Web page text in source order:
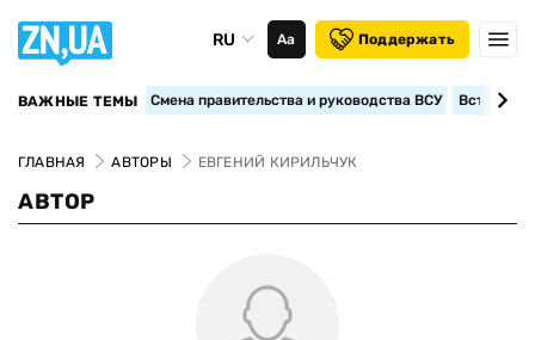
RU Аа Поддержать
ВАЖНЫЕ ТЕМЫ Смена правительства и руководства ВСУ
ГЛАВНАЯ АВТОРЫ ЕВГЕНИЙ КИРИЛЬЧУК
АВТОР